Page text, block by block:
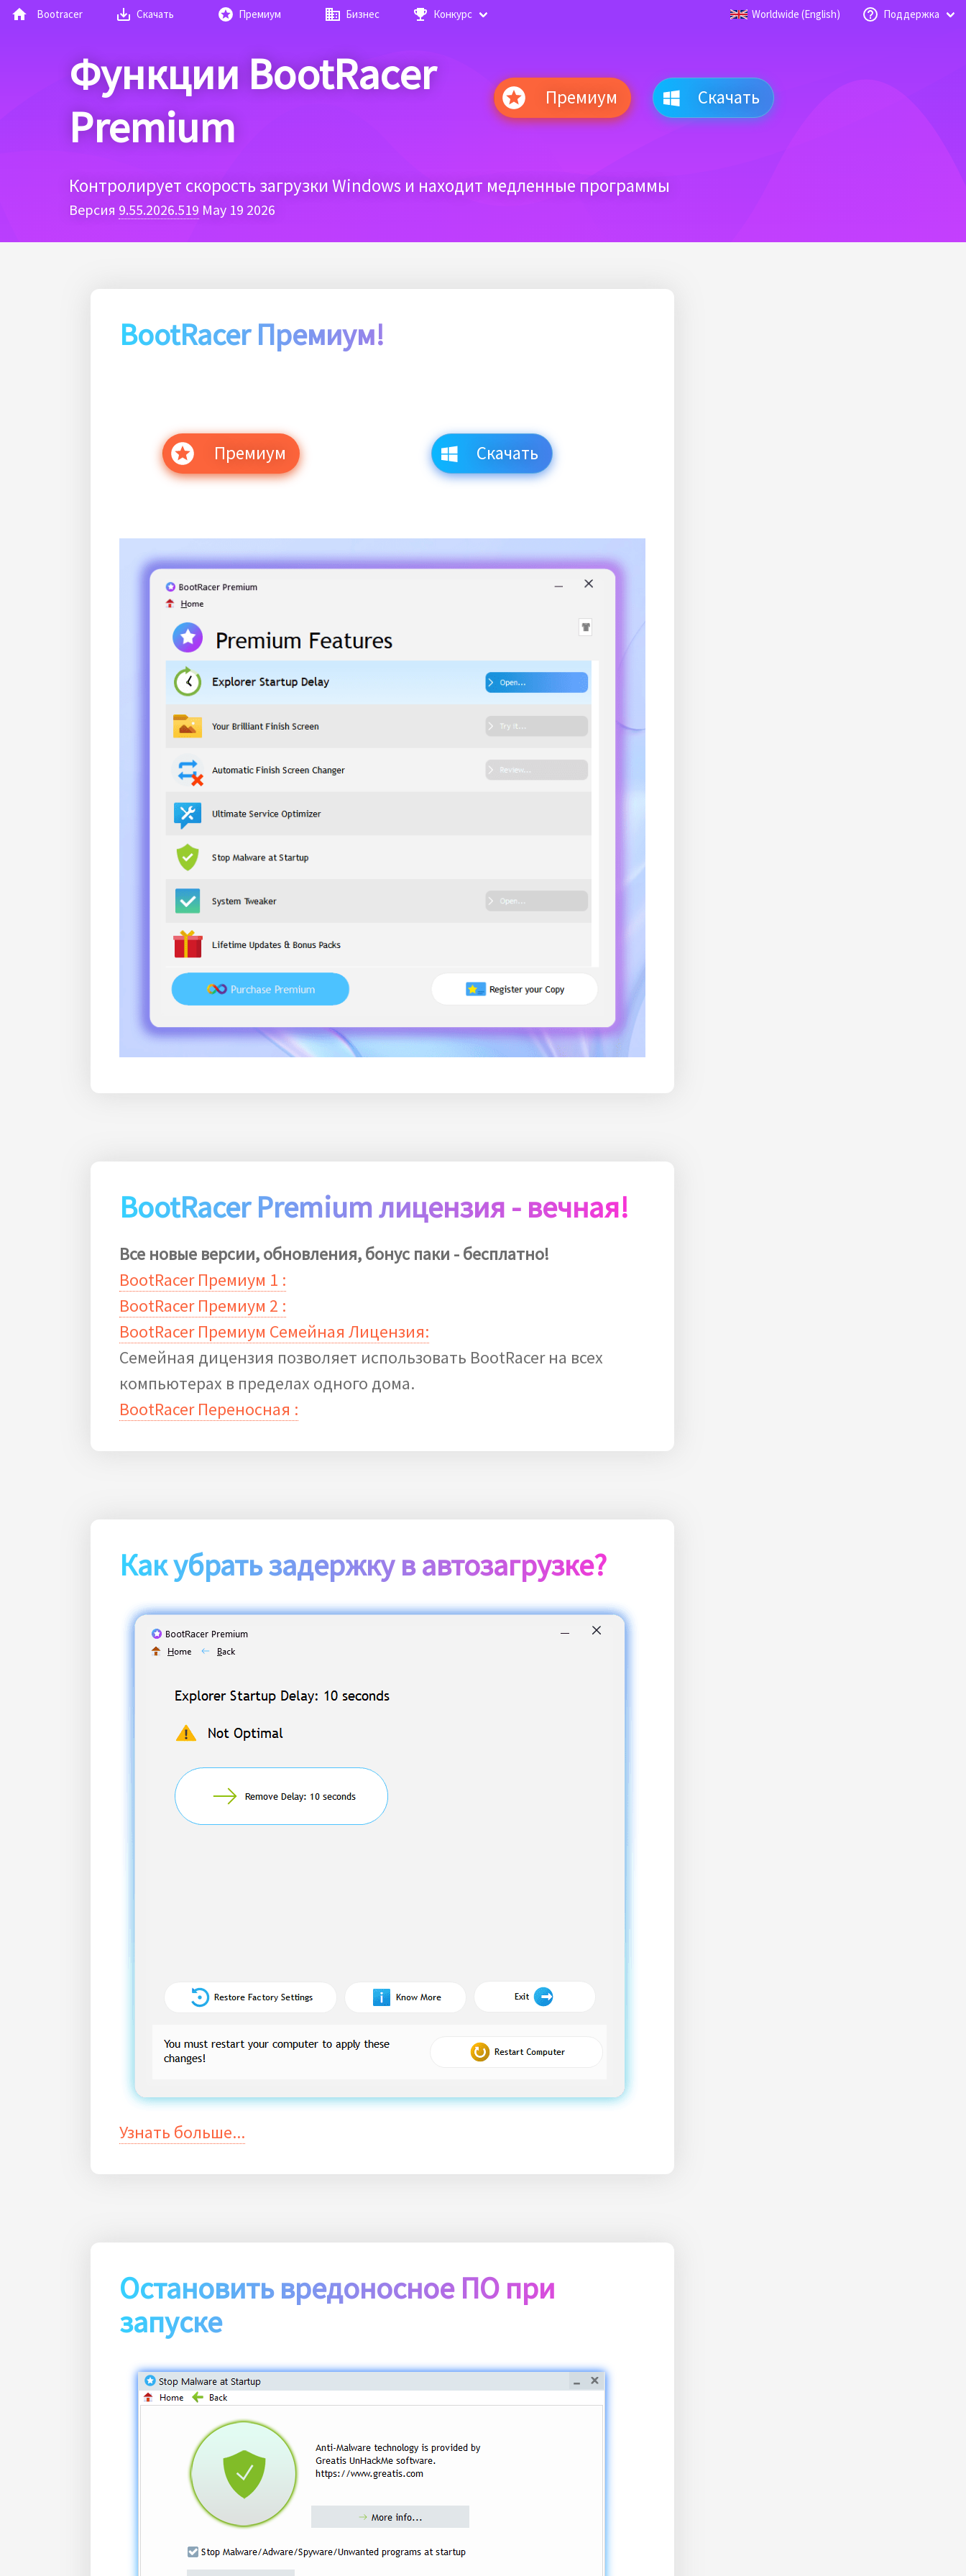
Bootracer Скачать Премиум Бизнес Конкурс Worldwide (English) Поддержка
Функции BootRacer
Premium
Премиум Скачать
Контролирует скорость загрузки Windows и находит медленные программы
Версия 9.55.2026.519 May 19 2026
BootRacer Премиум!
Премиум Скачать
BootRacer Premium лицензия - вечная!
Все новые версии, обновления, бонус паки - бесплатно!
BootRacer Премиум 1 :
BootRacer Премиум 2 :
BootRacer Премиум Семейная Лицензия:
Семейная дицензия позволяет использовать BootRacer на всех
компьютерах в пределах одного дома.
BootRacer Переносная :
Как убрать задержку в автозагрузке?
Узнать больше...
Остановить вредоносное ПО при
запуске